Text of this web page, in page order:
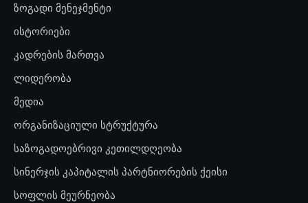
ზოგადი მენეჯმენტი
ისტორიები
კადრების მართვა
ლიდერობა
მედია
ორგანიზაციული სტრუქტურა
საზოგადოებრივი კეთილდღეობა
სინერჯის კაპიტალის პარტნიორების ქეისი
სოფლის მეურნეობა